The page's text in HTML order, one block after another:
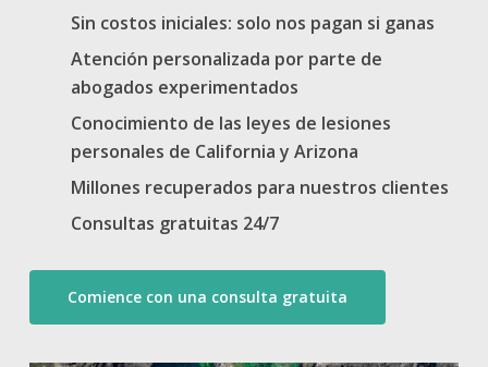
Sin costos iniciales: solo nos pagan si ganas
Atención personalizada por parte de
abogados experimentados
Conocimiento de las leyes de lesiones
personales de California y Arizona
Millones recuperados para nuestros clientes
Consultas gratuitas 24/7
Comience con una consulta gratuita